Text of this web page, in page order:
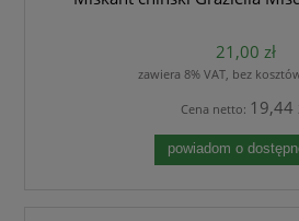
21,00 zł
zawiera 8% VAT, bez
Cena netto: 19,44
powiadom o